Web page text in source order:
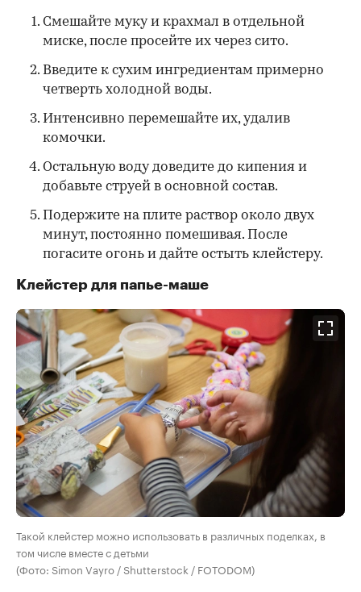
Смешайте муку и крахмал в отдельной
миске, после просейте их через сито.
Введите к сухим ингредиентам примерно
четверть холодной воды.
Интенсивно перемешайте их, удалив
комочки.
Остальную воду доведите до кипения и
добавьте струей в основной состав.
Подержите на плите раствор около двух
минут, постоянно помешивая. После
погасите огонь и дайте остыть клейстеру.
Клейстер для папье-маше
Такой клейстер можно использовать в различных поделках, в
том числе вместе с детьми
(Фото: Simon Vayro / Shutterstock / FOTODOM)